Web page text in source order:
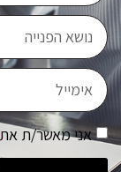
אני מאשר/ת את